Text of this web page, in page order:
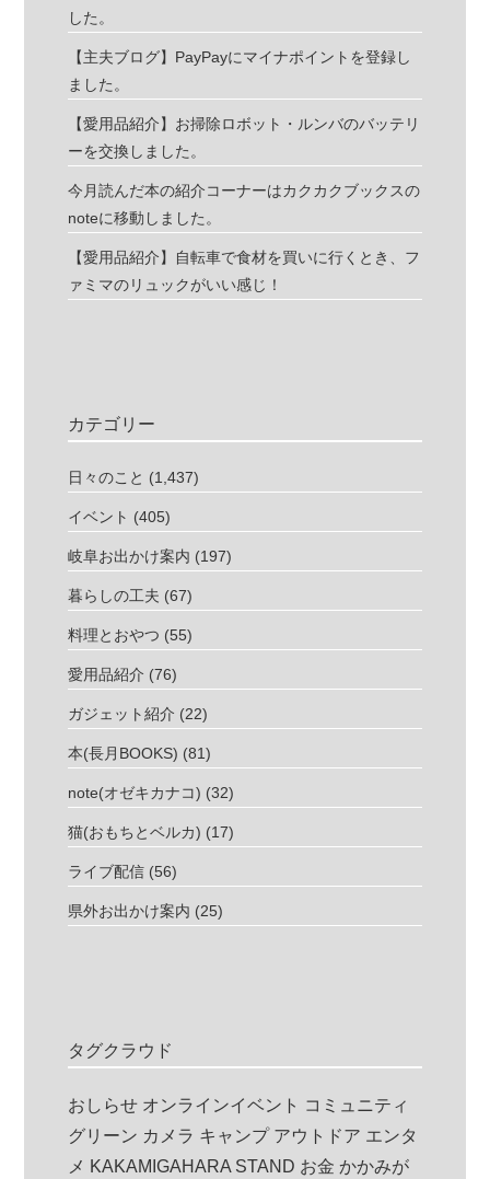
した。
【主夫ブログ】PayPayにマイナポイントを登録し
ました。
【愛用品紹介】お掃除ロボット・ルンバのバッテリ
ーを交換しました。
今月読んだ本の紹介コーナーはカクカクブックスの
noteに移動しました。
【愛用品紹介】自転車で食材を買いに行くとき、フ
ァミマのリュックがいい感じ！
カテゴリー
日々のこと (1,437)
イベント (405)
岐阜お出かけ案内 (197)
暮らしの工夫 (67)
料理とおやつ (55)
愛用品紹介 (76)
ガジェット紹介 (22)
本(長月BOOKS) (81)
note(オゼキカナコ) (32)
猫(おもちとベルカ) (17)
ライブ配信 (56)
県外お出かけ案内 (25)
タグクラウド
おしらせ オンラインイベント コミュニティ
グリーン カメラ キャンプ アウトドア エンタ
メ KAKAMIGAHARA STAND お金 かかみが